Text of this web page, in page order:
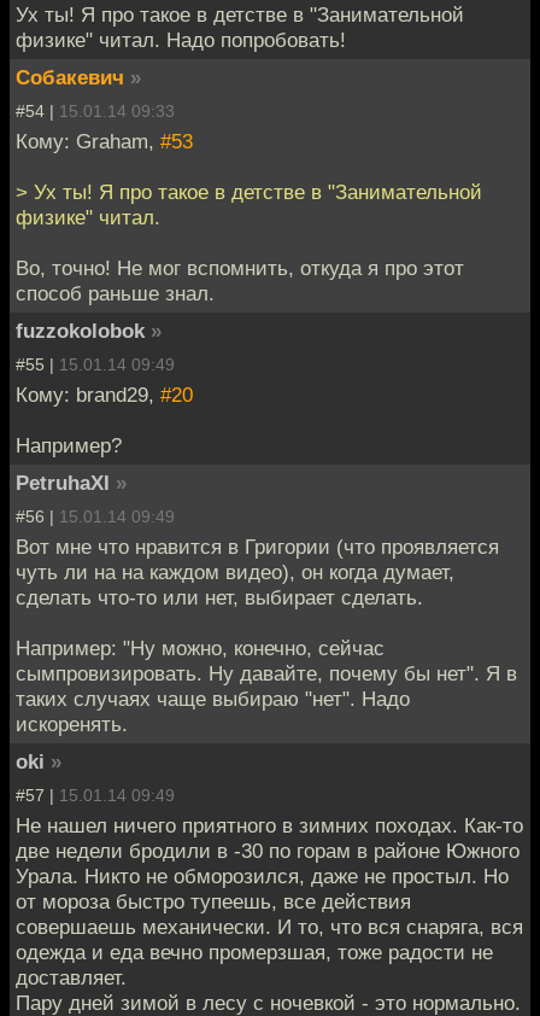
Ух ты! Я про такое в детстве в "Занимательной
физике" читал. Надо попробовать!
Собакевич »
#54 | 15.01.14 09:33
Кому: Graham, #53
> Ух ты! Я про такое в детстве в "Занимательной
физике" читал.
Во, точно! Не мог вспомнить, откуда я про этот
способ раньше знал.
fuzzokolobok »
#55 | 15.01.14 09:49
Кому: brand29, #20
Например?
PetruhaXI »
#56 | 15.01.14 09:49
Вот мне что нравится в Григории (что проявляется
чуть ли на на каждом видео), он когда думает,
сделать что-то или нет, выбирает сделать.
Например: "Ну можно, конечно, сейчас
сымпровизировать. Ну давайте, почему бы нет". Я в
таких случаях чаще выбираю "нет". Надо
искоренять.
oki »
#57 | 15.01.14 09:49
Не нашел ничего приятного в зимних походах. Как-то
две недели бродили в -30 по горам в районе Южного
Урала. Никто не обморозился, даже не простыл. Но
от мороза быстро тупеешь, все действия
совершаешь механически. И то, что вся снаряга, вся
одежда и еда вечно промерзшая, тоже радости не
доставляет.
Пару дней зимой в лесу с ночевкой - это нормально.